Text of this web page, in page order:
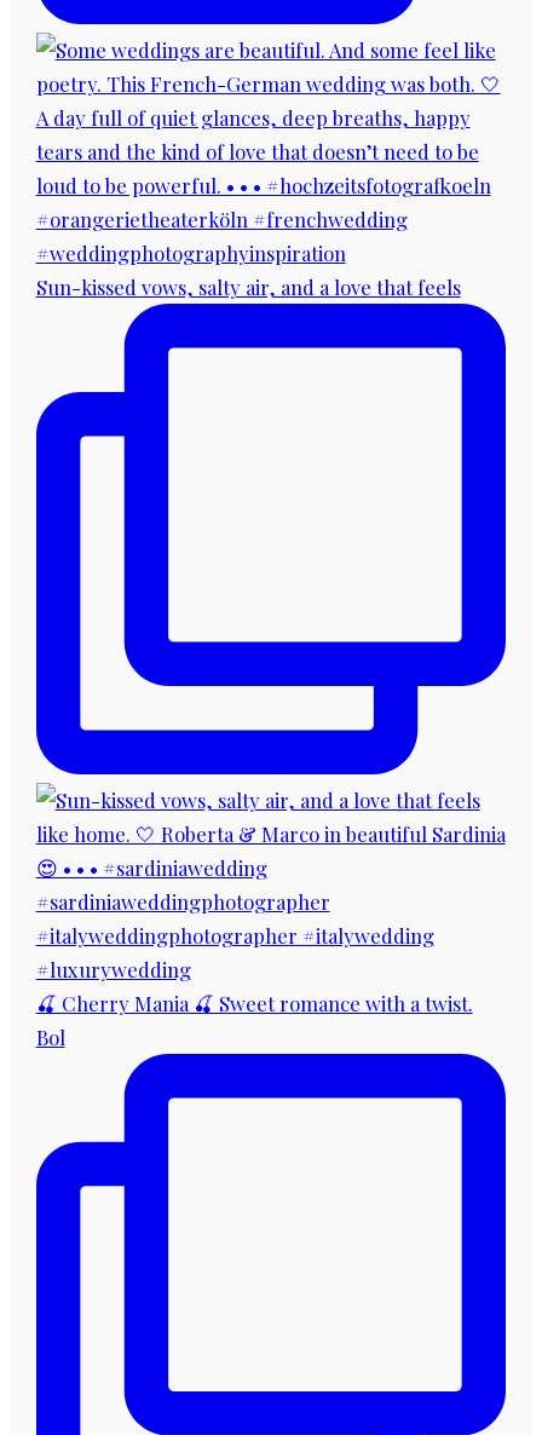
Sun-kissed vows, salty air, and a love that feels
🍒 Cherry Mania 🍒 Sweet romance with a twist.
Bol